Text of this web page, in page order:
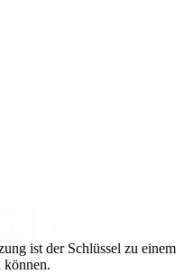
ist der Schlüssel zu einem
können.